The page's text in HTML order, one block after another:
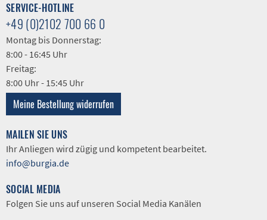
SERVICE-HOTLINE
+49 (0)2102 700 66 0
Montag bis Donnerstag:
8:00 - 16:45 Uhr
Freitag:
8:00 Uhr - 15:45 Uhr
Meine Bestellung widerrufen
MAILEN SIE UNS
Ihr Anliegen wird zügig und kompetent bearbeitet.
info@burgia.de
SOCIAL MEDIA
Folgen Sie uns auf unseren Social Media Kanälen